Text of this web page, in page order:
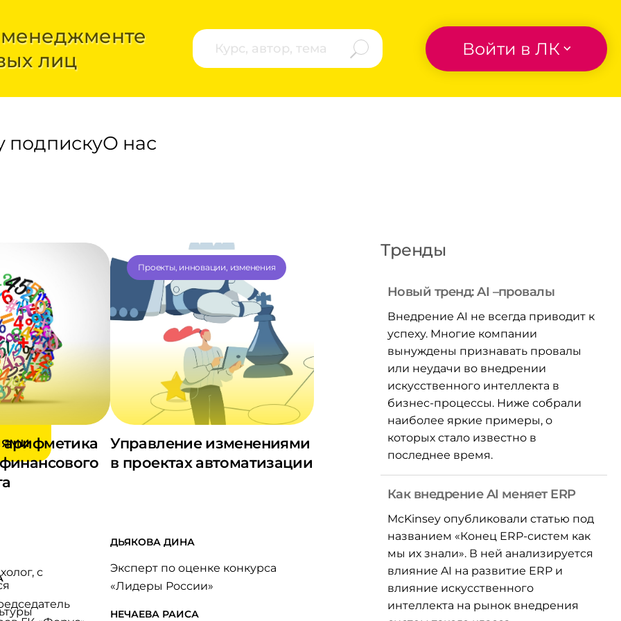
лиц
Войти в ЛК
подпискуО нас
–
с
Управление изменениями
в проектах автоматизации
ДЬЯКОВА ДИНА
Эксперт по оценке конкурса
«Лидеры России»
НЕЧАЕВА РАИСА
Проекты, инновации, изменения
Тренды
Новый тренд: AI –провалы
Внедрение AI не всегда приводит к
успеху. Многие компании
вынуждены признавать провалы
или неудачи во внедрении
искусственного интеллекта в
бизнес-процессы. Ниже собрали
наиболее яркие примеры, о
которых стало известно в
последнее время.
Как внедрение AI меняет ERP
McKinsey опубликовали статью под
названием «Конец ERP-систем как
мы их знали». В ней анализируется
влияние AI на развитие ERP и
влияние искусственного
интеллекта на рынок внедрения